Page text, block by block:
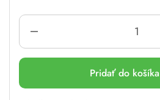
Pridať do košíka